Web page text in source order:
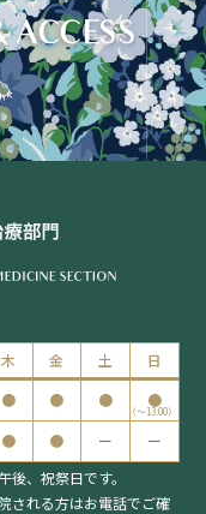
木 金 土
日
● ● ● ●
（〜13:00）
● ● ー
ー
、祝祭日です。
される方はお電話でご確